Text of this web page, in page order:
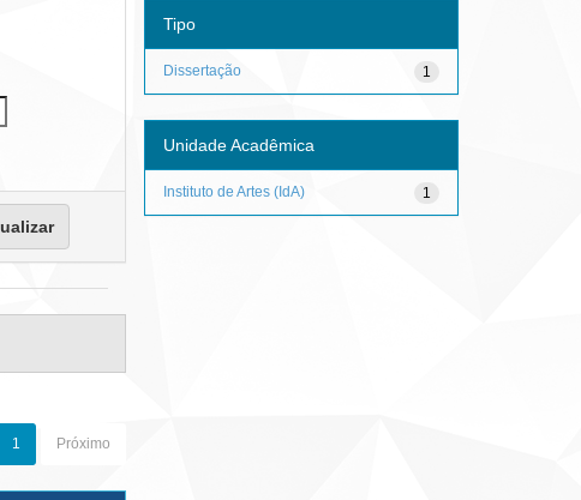
1 Próximo
Tipo
1
Dissertação
Unidade Acadêmica
1
Instituto de Artes (IdA)